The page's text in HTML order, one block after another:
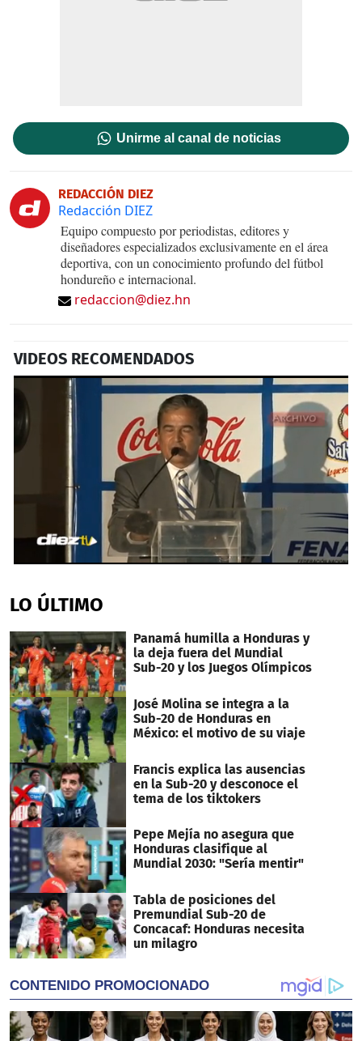
Unirme al canal de noticias
REDACCIÓN DIEZ
Redacción DIEZ
Equipo compuesto por periodistas, editores y
diseñadores especializados exclusivamente en el área
deportiva, con un conocimiento profundo del fútbol
hondureño e internacional.
redaccion@diez.hn
VIDEOS RECOMENDADOS
of
3
17
seconds
LO ÚLTIMO
Panamá humilla a Honduras y
la deja fuera del Mundial
Sub-20 y los Juegos Olímpicos
José Molina se integra a la
Sub-20 de Honduras en
México: el motivo de su viaje
Francis explica las ausencias
en la Sub-20 y desconoce el
tema de los tiktokers
Pepe Mejía no asegura que
Honduras clasifique al
Mundial 2030: "Sería mentir"
Tabla de posiciones del
Premundial Sub-20 de
Concacaf: Honduras necesita
un milagro